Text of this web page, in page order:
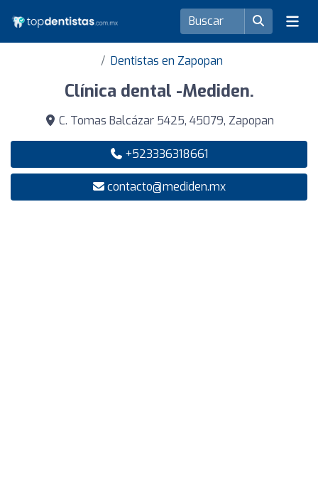
Dentistas en Zapopan
Clínica dental -Mediden.
C. Tomas Balcázar 5425, 45079, Zapopan
+523336318661
contacto@mediden.mx